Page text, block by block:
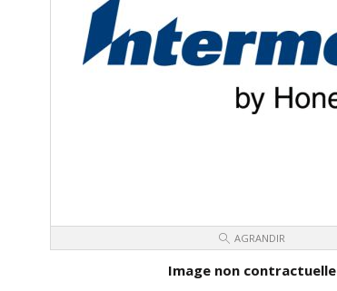
AGRANDIR
Image non contractuelle